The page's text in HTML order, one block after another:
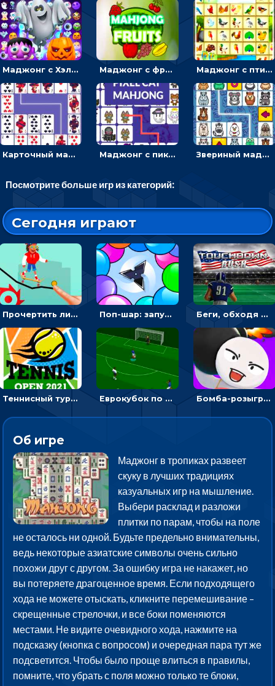
Маджонг с Хэллоуином: искать пару для ужастиков, чтобы очистить поле Маджонг с фруктами: соединить плоды линией и убрать с поля Маджонг с птицами: соединять пернатых, чтобы освобождать поле
Карточный маджонг: найти две одинаковые масти и соединить Маджонг с пиксельными котиками: находить пару или проводить линию Звериный маджонг: находить одинаковых животных, чтобы соединять линиями
Посмотрите больше игр из категорий:
Сегодня играют
Прочертить линию, чтобы проехать на скейте, через преграды к финишу - для мальчиков Поп-шар: запускать колючку, чтобы лопать воздушные шарики Беги, обходя соперников и собирай бонусы - американский футбол
Теннисный турнир: подавать или отбивать шарик ракеткой Еврокубок по футболу 2021 в 3D: пасуй мяч и бей по воротам соперника Бомба-розыгрыш: передавай и беги – 3D гиперказуалка
Об игре
Маджонг в тропиках развеет
скуку в лучших традициях
казуальных игр на мышление.
Выбери расклад и разложи
плитки по парам, чтобы на поле
не осталось ни одной. Будьте предельно внимательны,
ведь некоторые азиатские символы очень сильно
похожи друг с другом. За ошибку игра не накажет, но
вы потеряете драгоценное время. Если подходящего
хода не можете отыскать, кликните перемешивание –
скрещенные стрелочки, и все боки поменяются
местами. Не видите очевидного хода, нажмите на
подсказку (кнопка с вопросом) и очередная пара тут же
подсветится. Чтобы было проще влиться в правилы,
помните, что убрать с поля можно только те блоки,